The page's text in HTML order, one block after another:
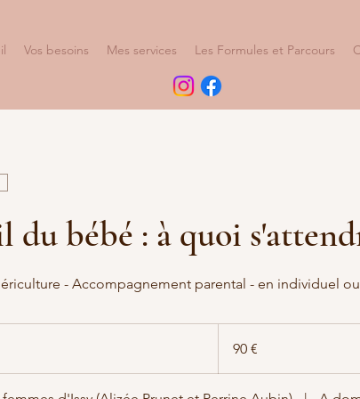
Vos besoins Mes services Les Formules et Parcours
du bébé : à quoi
- Accompagnement parental - en individuel
90 €